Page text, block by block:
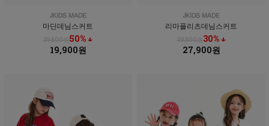
마딘데님스커트
39,800원50% ↓
19,900원
리마플리츠데님스커트
39,800원30% ↓
27,900원